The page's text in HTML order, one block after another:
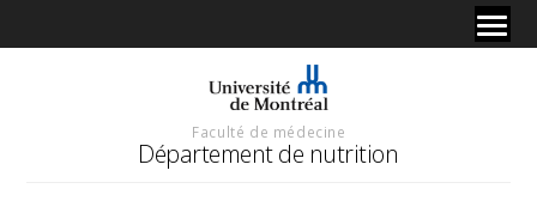
Faculté de médecine
Département de nutrition